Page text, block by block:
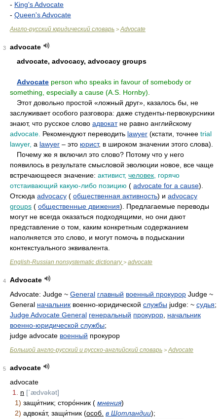
- King's Advocate
- Queen's Advocate
Англо-русский юридический словарь > Advocate
3
advocate
advocate, advocacy, advocacy groups
Advocate person who speaks in favour of somebody or
something, especially a cause (A.S. Hornby).
Этот довольно простой «ложный друг», казалось бы, не
заслуживает особого разговора: даже студенты-первокурсники
знают, что русское слово адвокатне равно английскому
advocate. Рекомендуют переводить lawyer (кстати, точнее trial
lawyer, а lawyer – это юрист, в широком значении этого слова).
Почему же я включил это слово? Потому что у него
появилось в результате смысловой эволюции новое, все чаще
встречающееся значение: активист, человек , горячо
отстаивающий какую-либо позицию ( advocate for a cause).
Отсюда advocacy ( общественная активность) и advocacy
groups ( общественные движения). Предлагаемые переводы
могут не всегда оказаться подходящими, но они дают
представление о том, каким конкретным содержанием
наполняется это слово, и могут помочь в подыскании
контекстуального эквивалента.
English-Russian nonsystematic dictionary> advocate
4
Advocate
Advocate: Judge ~ General главный военный прокурор Judge ~
General начальник военно-юридической службы judge: ~ судья;
Judge Advocate General генеральный прокурор начальник
военно-юридической службы;
judge advocate военный прокурор
Большой англо-русский и русско-английский словарь > Advocate
5
advocate
advocate
1.
n [ˊædvəkət]
1) защи́тник; сторо́нник ( мнения)
2) адвока́т, защи́тник (особ. в Шотландии);